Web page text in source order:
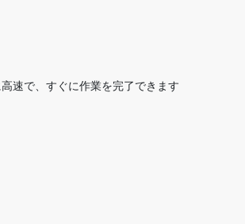
速で、すぐに作業を完了できます